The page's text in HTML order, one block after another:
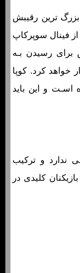
ترین رقیبش
فینال سوپرکاپ
برای رسیدن بـه
خواهد کرد. کوپا
اسـت و این باید
ندارد و ترکیب
کلیدی در